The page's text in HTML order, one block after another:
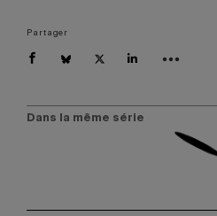
Partager
Dans la même série